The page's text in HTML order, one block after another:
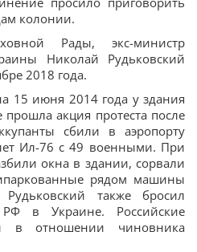
колонии.
Рады, экс-министр
Николай Рудьковский
2018 года.
15 июня 2014 года у здания
акция протеста после
сбили в аэропорту
Ил-76 с 49 военными. При
окна в здании, сорвали
рядом машины
также бросил
в Украине. Российские
в отношении чиновника